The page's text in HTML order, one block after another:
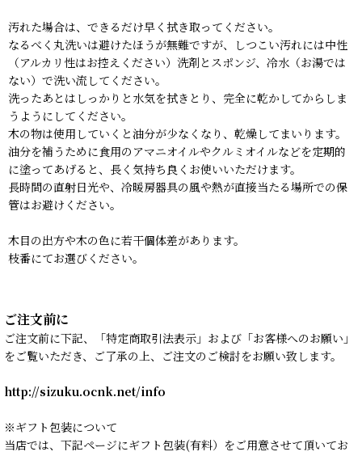
汚れた場合は、できるだけ早く拭き取ってください。
なるべく丸洗いは避けたほうが無難ですが、しつこい汚れには中性
（アルカリ性はお控えください）洗剤とスポンジ、冷水（お湯では
ない）で洗い流してください。
洗ったあとはしっかりと水気を拭きとり、完全に乾かしてからしま
うようにしてください。
木の物は使用していくと油分が少なくなり、乾燥してまいります。
油分を補うために食用のアマニオイルやクルミオイルなどを定期的
に塗ってあげると、長く気持ち良くお使いいただけます。
長時間の直射日光や、冷暖房器具の風や熱が直接当たる場所での保
管はお避けください。
木目の出方や木の色に若干個体差があります。
枝番にてお選びください。
ご注文前に
ご注文前に下記、「特定商取引法表示」および「お客様へのお願い」
をご覧いただき、ご了承の上、ご注文のご検討をお願い致します。
http://sizuku.ocnk.net/info
※ギフト包装について
当店では、下記ページにギフト包装(有料）をご用意させて頂いてお